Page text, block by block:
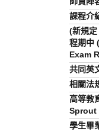
課程介
(新規
程期中
Exam
共同英
相關法
高等教
Sprout
學生畢